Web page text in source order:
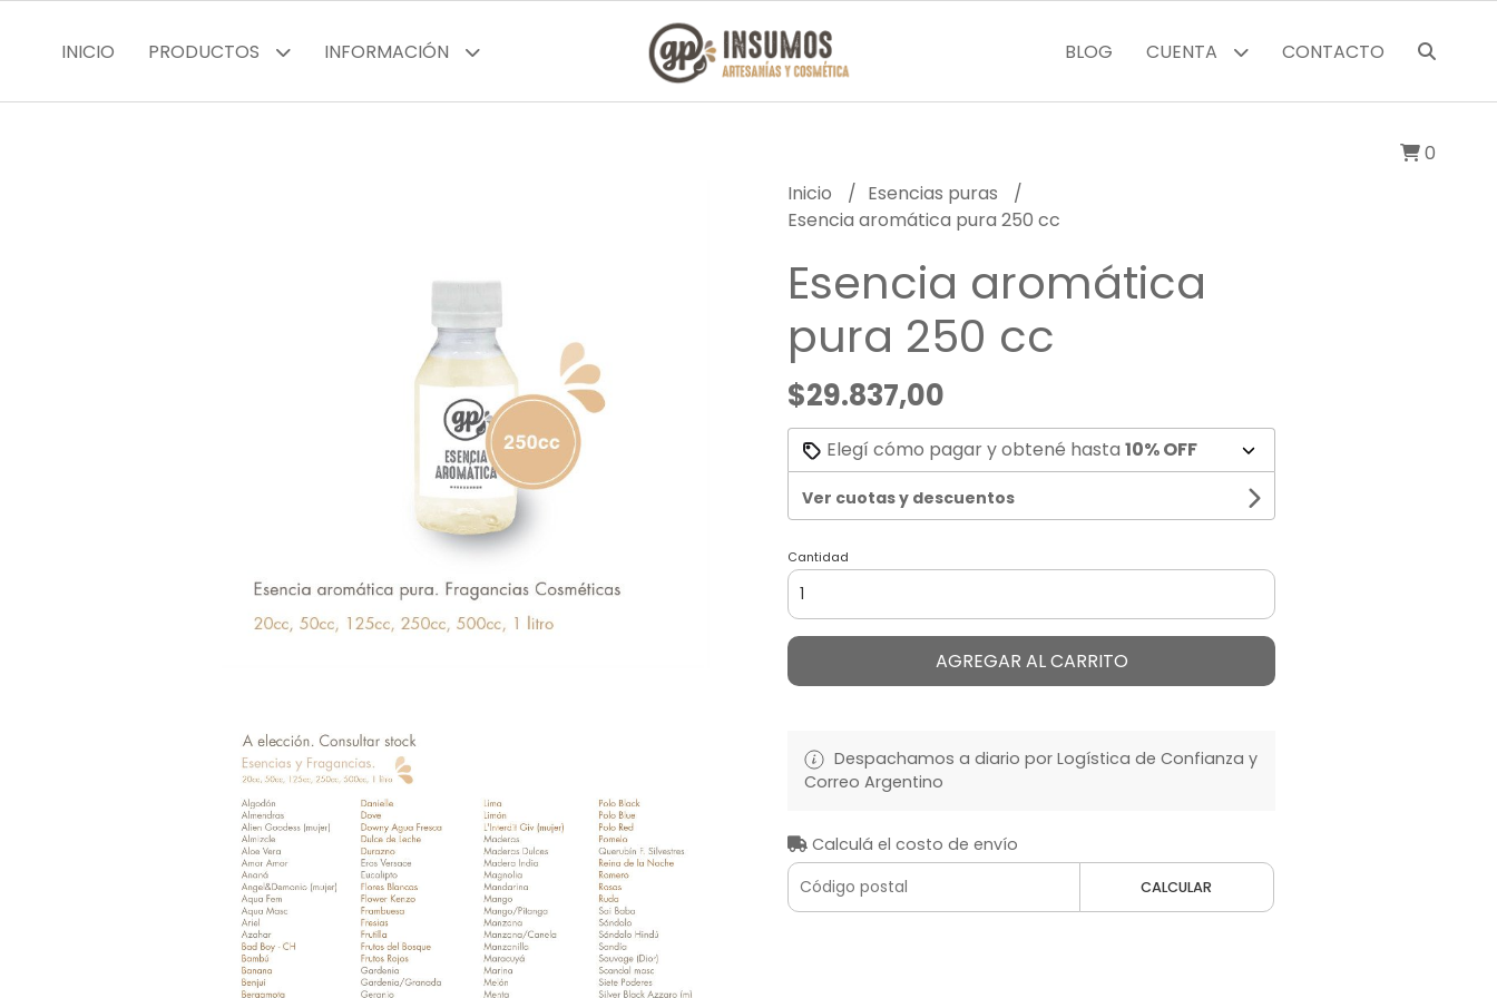
INICIO PRODUCTOS INFORMACIÓN BLOG CUENTA CONTACTO
0
Inicio
Esencias puras
Esencia aromática pura 250 cc
Esencia aromática
pura 250 cc
$29.837,00
Elegí cómo pagar y obtené hasta 10% OFF
Ver cuotas y descuentos
Cantidad
AGREGAR AL CARRITO
Despachamos a diario por Logística de Confianza y
Correo Argentino
Calculá el costo de envío
CALCULAR